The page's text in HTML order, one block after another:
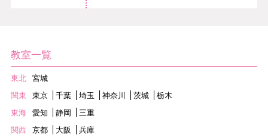
教室一覧
東北
宮城
関東
東京 千葉 埼玉 神奈川 茨城
栃木
東海
愛知 静岡
三重
関西
京都 大阪
兵庫